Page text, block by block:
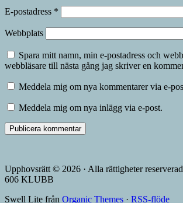
E-postadress *
Webbplats
Spara mitt namn, min e-postadress och
webbläsare till nästa gång jag skriver en
Meddela mig om nya kommentarer via e-
Meddela mig om nya inlägg via e-post.
Upphovsrätt © 2026 · Alla rättigheter
606 KLUBB
Swell Lite från Organic Themes · RSS-flöde